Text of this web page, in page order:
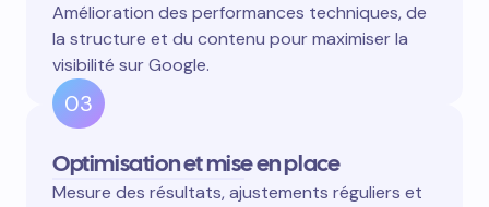
Amélioration des performances techniques, de
la structure et du contenu pour maximiser la
visibilité sur Google.
03
Optimisation et mise en place
Mesure des résultats, ajustements réguliers et